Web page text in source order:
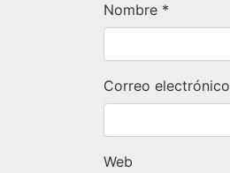
Nombre *
Correo electrónico
Web